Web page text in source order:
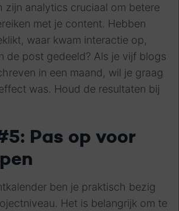
zijn analytics cruciaal om betere
met je content. Hebben
waar kwam interactie op,
de post gedeeld? Als je vijf blogs
in een maand, wil je graag
was. Houd de resultaten bij
Pas op voor
ben je praktisch bezig
Het is belangrijk om te